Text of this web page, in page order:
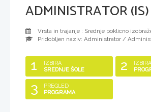
ADMINISTRATOR (IS)
Vrsta in trajanje : Srednje poklicno
Pridobljen naziv: Administrator /
1
IZBIRA
SREDNJE ŠOLE
2
IZBIRA
3
PREGLED
PROGRAMA